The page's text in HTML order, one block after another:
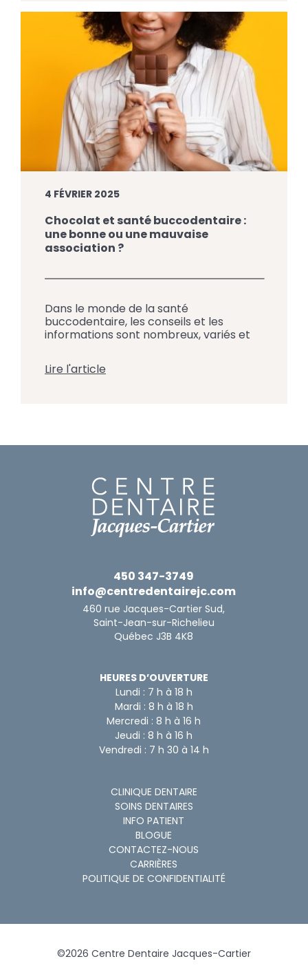
Cartier à Saint-Jean-sur-Richelieu vous
sensibilise ici aux conséquences […]
4 FÉVRIER 2025
Chocolat et santé buccodentaire :
une bonne ou une mauvaise
association ?
Dans le monde de la santé
buccodentaire, les conseils et les
informations sont nombreux, variés et
peut lire que le chocolat est une
friandise mauvaise pour les dents
Lire l'article
450 347-3749
info@centredentairejc.com
460 rue Jacques-Cartier Sud,
Saint-Jean-sur-Richelieu
Québec J3B 4K8
HEURES D’OUVERTURE
Lundi : 7 h à 18 h
Mardi : 8 h à 18 h
Mercredi : 8 h à 16 h
Jeudi : 8 h à 16 h
Vendredi : 7 h 30 à 14 h
CLINIQUE DENTAIRE
SOINS DENTAIRES
INFO PATIENT
BLOGUE
CONTACTEZ-NOUS
CARRIÈRES
POLITIQUE DE CONFIDENTIALITÉ
©2026 Centre Dentaire Jacques-Cartier